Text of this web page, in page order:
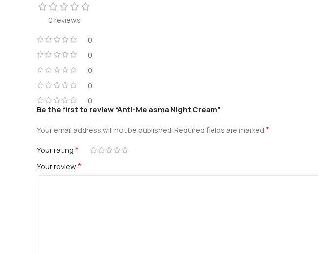
0 reviews
0
0
0
0
0
Be the first to review “Anti-Melasma Night Cream”
Your email address will not be published.Required fields are marked*
Your rating*
Your review*